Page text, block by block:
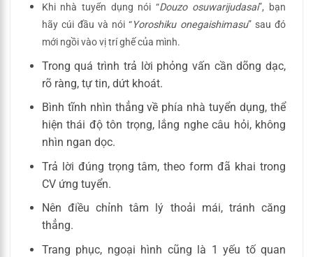
Khi nhà tuyển dụng nói “Douzo osuwarijudasai”, bạn
hãy cúi đầu và nói “Yoroshiku onegaishimasu” sau đó
mới ngồi vào vị trí ghế của mình.
Trong quá trình trả lời phỏng vấn cần dõng dạc,
rõ ràng, tự tin, dứt khoát.
Bình tĩnh nhìn thẳng về phía nhà tuyển dụng, thể
hiện thái độ tôn trọng, lắng nghe câu hỏi, không
nhìn ngan dọc.
Trả lời đúng trọng tâm, theo form đã khai trong
CV ứng tuyển.
Nên điều chỉnh tâm lý thoải mái, tránh căng
thẳng.
Trang phục, ngoại hình cũng là 1 yếu tố quan